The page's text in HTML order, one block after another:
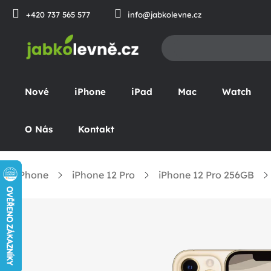
Přejít
+420 737 565 577 info@jabkolevne.cz
Nové iPhone iPad Mac Watch
O Nás Kontakt
iPhone iPhone 12 Pro iPhone 12 Pro 256GB